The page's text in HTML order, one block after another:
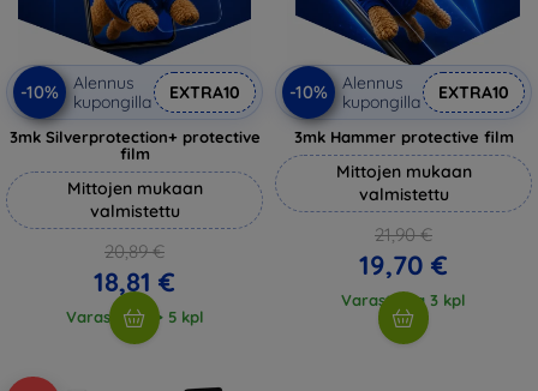
-10%
Alennus
kupongilla
EXTRA10
3mk Silverprotection+ protective
film
Mittojen mukaan
valmistettu
20,89 €
18,81 €
Varastossa > 5 kpl
-10%
Alennus
kupongilla
EXTRA10
3mk Hammer protective film
Mittojen mukaan
valmistettu
21,90 €
19,70 €
Varastossa 3 kpl